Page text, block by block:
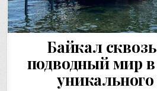
Байкал
подводный мир